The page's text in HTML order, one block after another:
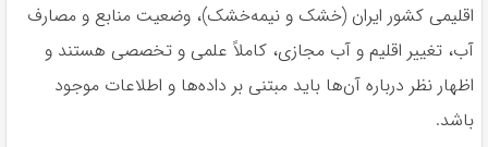
اقلیمی کشور ایران (خشک و نیمه‌خشک)، وضعیت منابع و مصارف
آب، تغییر اقلیم و آب مجازی، کاملاً علمی و تخصصی هستند و
اظهار نظر درباره آن‌ها باید مبتنی بر داده‌ها و اطلاعات موجود
باشد.